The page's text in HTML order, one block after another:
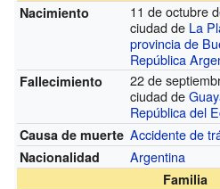
Nacimiento
11 de octubre
ciudad de La
provincia de
República
Fallecimiento
22 de
ciudad de
República del
Causa de muerte Accidente de
Nacionalidad Argentina
Familia